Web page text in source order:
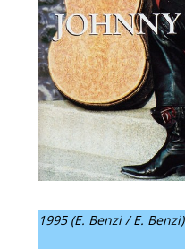
1995 (E. Benzi / E. Benzi)